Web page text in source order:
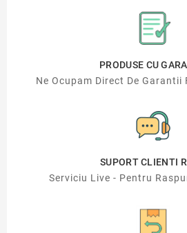
PRODUSE CU
Ne Ocupam Direct De Garantii
SUPORT CLIENTI
Serviciu Live - Pentru